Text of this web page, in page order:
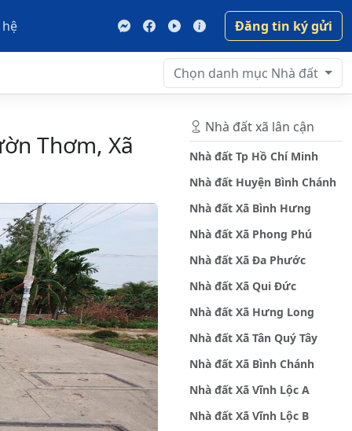
Đăng tin ký gửi
Chọn danh mục Nhà đất
Thơm, Xã
Nhà đất xã lân cận
Nhà đất Tp Hồ Chí Minh
Nhà đất Huyện Bình Chánh
Nhà đất Xã Bình Hưng
Nhà đất Xã Phong Phú
Nhà đất Xã Đa Phước
Nhà đất Xã Qui Đức
Nhà đất Xã Hưng Long
Nhà đất Xã Tân Quý Tây
Nhà đất Xã Bình Chánh
Nhà đất Xã Vĩnh Lộc A
Nhà đất Xã Vĩnh Lộc B